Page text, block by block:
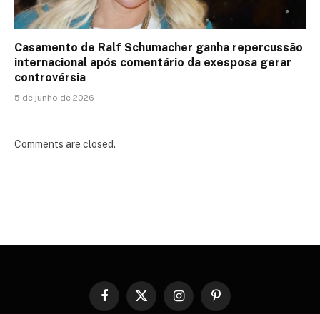
Casamento de Ralf Schumacher ganha repercussão
internacional após comentário da exesposa gerar
controvérsia
5 de junho de 2026
Comments are closed.
Facebook
X
InstagramPinterest